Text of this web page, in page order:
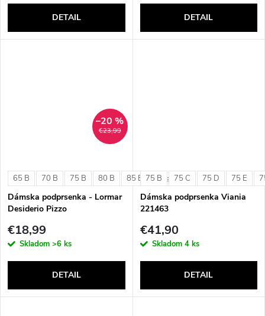
DETAIL DETAIL
€23,99
–20 %
65 B 70 B 75 B 80 B 85 B + ďalšie
Dámska podprsenka - Lormar
Desiderio Pizzo
€18,99
Skladom >6 ks
DETAIL
75 B 75 C 75 D 75 E
Dámska podprsenka Viania
221463
€41,90
Skladom 4 ks
DETAIL